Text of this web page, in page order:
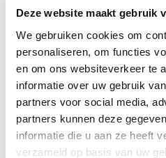
Deze website maakt gebruik
We gebruiken cookies om
personaliseren, om functies
en om ons websiteverkeer te
informatie over uw gebruik
partners voor social media,
partners kunnen deze
informatie die u aan ze heeft
verzameld op basis van uw
Luchtpompen (recreatie)
Bolder- en transportwagens
Trampolines & accessoires
Zwembaden & Toebehoren
Boten-kano's-accessoires
Spel & Speelgoed